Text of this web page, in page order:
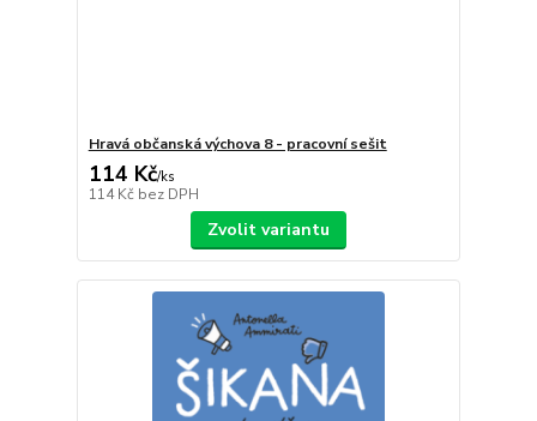
Hravá občanská výchova 8 - pracovní sešit
114 Kč/ks
114 Kč bez DPH
Zvolit variantu